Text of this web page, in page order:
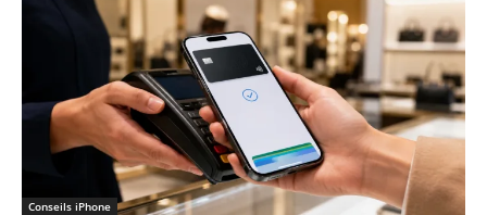
Conseils iPhone